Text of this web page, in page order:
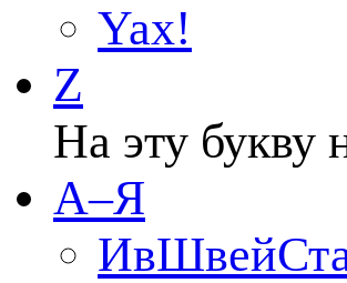
Yax!
Z
На эту букву
А–Я